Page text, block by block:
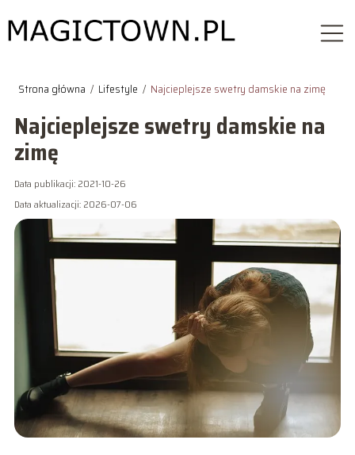
Strona główna / Lifestyle / Najcieplejsze swetry damskie na zimę
Najcieplejsze swetry damskie na
zimę
Data publikacji: 2021-10-26
Data aktualizacji: 2026-07-06